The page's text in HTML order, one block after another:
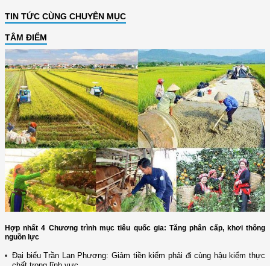
TIN TỨC CÙNG CHUYÊN MỤC
TÂM ĐIỂM
Hợp nhất 4 Chương trình mục tiêu quốc gia: Tăng phân cấp, khơi thông
nguồn lực
Đại biểu Trần Lan Phương: Giảm tiền kiểm phải đi cùng hậu kiểm thực